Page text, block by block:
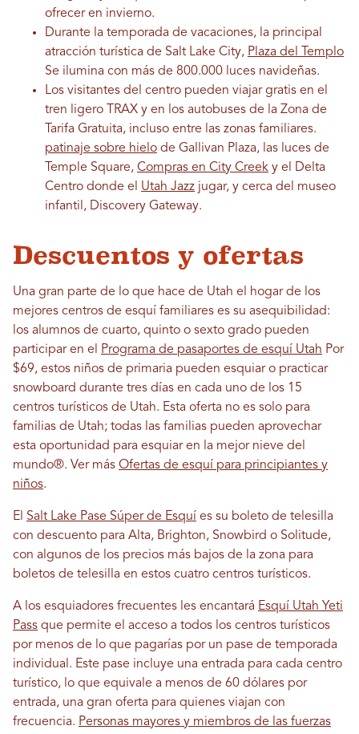
ofrecer en invierno.
Durante la temporada de vacaciones, la principal
atracción turística de Salt Lake City, Plaza del Templo
Se ilumina con más de 800.000 luces navideñas.
Los visitantes del centro pueden viajar gratis en el
tren ligero TRAX y en los autobuses de la Zona de
Tarifa Gratuita, incluso entre las zonas familiares.
patinaje sobre hielo de Gallivan Plaza, las luces de
Temple Square, Compras en City Creek y el Delta
Centro donde el Utah Jazz jugar, y cerca del museo
infantil, Discovery Gateway.
Descuentos y ofertas
Una gran parte de lo que hace de Utah el hogar de los
mejores centros de esquí familiares es su asequibilidad:
los alumnos de cuarto, quinto o sexto grado pueden
participar en el
Programa de pasaportes de esquí Utah Por
$69, estos niños de primaria pueden esquiar o practicar
snowboard durante tres días en cada uno de los 15
centros turísticos de Utah. Esta oferta no es solo para
familias de Utah; todas las familias pueden aprovechar
esta oportunidad para esquiar en la mejor nieve del
mundo®. Ver más Ofertas de esquí para principiantes y
niños.
El Salt Lake Pase Súper de Esquí es su boleto de telesilla
con descuento para Alta, Brighton, Snowbird o Solitude,
con algunos de los precios más bajos de la zona para
boletos de telesilla en estos cuatro centros turísticos.
A los esquiadores frecuentes les encantará Esquí Utah Yeti
Pass que permite el acceso a todos los centros turísticos
por menos de lo que pagarías por un pase de temporada
individual. Este pase incluye una entrada para cada centro
turístico, lo que equivale a menos de 60 dólares por
entrada, una gran oferta para quienes viajan con
frecuencia. Personas mayores y miembros de las fuerzas